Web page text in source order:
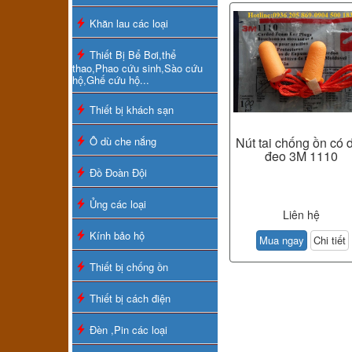
Khăn lau các loại
Thiết Bị Bể Bơi,thể
thao,Phao cứu sinh,Sào cứu
hộ,Ghế cứu hộ...
Thiết bị khách sạn
Ô dù che nắng
Đồ Đoàn Đội
Ủng các loại
Kính bảo hộ
Thiết bị chống ồn
Thiết bị cách điện
Đèn ,Pin các loại
Nút tai chống ồn có
đeo 3M 1110
Liên hệ
Mua ngay Chi tiết